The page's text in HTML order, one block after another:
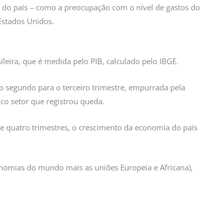
país – como a preocupação com o nível de gastos do
Unidos.
que é medida pelo PIB, calculado pelo IBGE.
segundo para o terceiro trimestre, empurrada pela
setor que registrou queda.
quatro trimestres, o crescimento da economia do país
do mundo mais as uniões Europeia e Africana),